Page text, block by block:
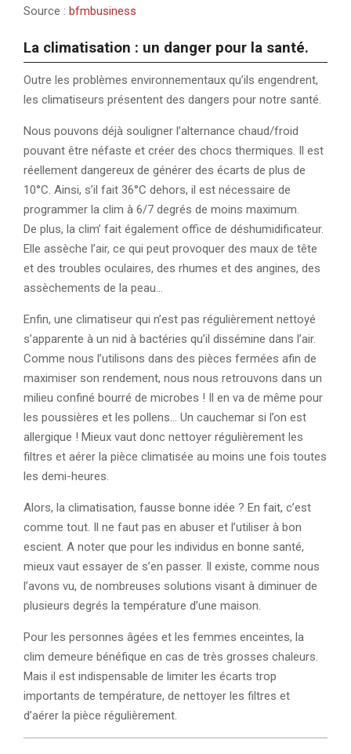
Source : bfmbusiness
La climatisation : un danger pour la santé.
Outre les problèmes environnementaux qu’ils engendrent,
les climatiseurs présentent des dangers pour notre santé.
Nous pouvons déjà souligner l’alternance chaud/froid
pouvant être néfaste et créer des chocs thermiques. Il est
réellement dangereux de générer des écarts de plus de
10°C. Ainsi, s’il fait 36°C dehors, il est nécessaire de
programmer la clim à 6/7 degrés de moins maximum.
De plus, la clim’ fait également office de déshumidificateur.
Elle assèche l’air, ce qui peut provoquer des maux de tête
et des troubles oculaires, des rhumes et des angines, des
assèchements de la peau…
Enfin, une climatiseur qui n’est pas régulièrement nettoyé
s’apparente à un nid à bactéries qu’il dissémine dans l’air.
Comme nous l’utilisons dans des pièces fermées afin de
maximiser son rendement, nous nous retrouvons dans un
milieu confiné bourré de microbes ! Il en va de même pour
les poussières et les pollens… Un cauchemar si l’on est
allergique ! Mieux vaut donc nettoyer régulièrement les
filtres et aérer la pièce climatisée au moins une fois toutes
les demi-heures.
Alors, la climatisation, fausse bonne idée ? En fait, c’est
comme tout. Il ne faut pas en abuser et l’utiliser à bon
escient. A noter que pour les individus en bonne santé,
mieux vaut essayer de s’en passer. Il existe, comme nous
l’avons vu, de nombreuses solutions visant à diminuer de
plusieurs degrés la température d’une maison.
Pour les personnes âgées et les femmes enceintes, la
clim demeure bénéfique en cas de très grosses chaleurs.
Mais il est indispensable de limiter les écarts trop
importants de température, de nettoyer les filtres et
d’aérer la pièce régulièrement.